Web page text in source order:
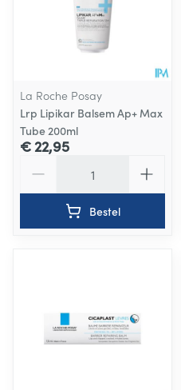
La Roche Posay
Lrp Lipikar Balsem Ap+ Max
Tube 200ml
€ 22,95
Bestel